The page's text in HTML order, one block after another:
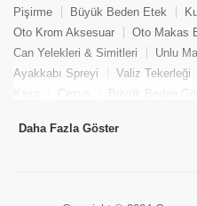
Pişirme
Büyük Beden Etek
Oto Krom Aksesuar
Oto Makas
Can Yelekleri & Simitleri
Unlu
Ayakkabı Spreyi
Valiz Tekerleği
Kasa
Cezve Büyük Beden
Tekne Bağlama & Demirleme
Daha Fazla Göster